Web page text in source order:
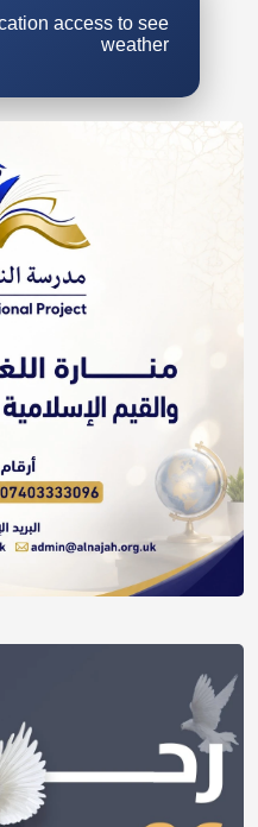
access to see
weather